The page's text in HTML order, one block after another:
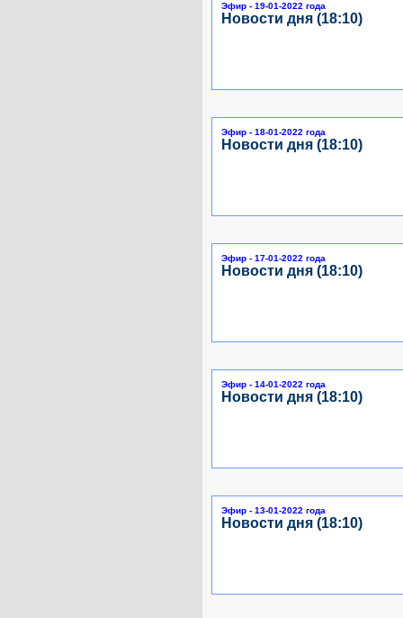
Эфир - 19-01-2022 года
Новости дня (18:10)
Эфир - 18-01-2022 года
Новости дня (18:10)
Эфир - 17-01-2022 года
Новости дня (18:10)
Эфир - 14-01-2022 года
Новости дня (18:10)
Эфир - 13-01-2022 года
Новости дня (18:10)